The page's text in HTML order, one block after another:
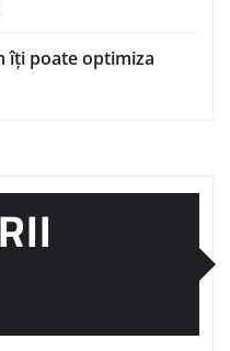
îți poate optimiza